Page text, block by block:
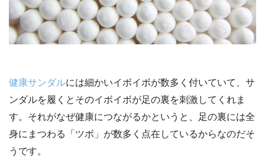
健康サンダルには細かいイボイボが数多く付いていて、サ
ンダルを履くとそのイボイボが足の裏を刺激してくれま
す。それがなぜ健康につながるかというと、足の裏には全
身にまつわる「ツボ」が数多く点在しているからなのだそ
うです。